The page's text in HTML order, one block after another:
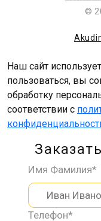
©
Наш сайт
пользоваться, вы
обработку
соответствии с
Имя Фамилия*
Телефон*